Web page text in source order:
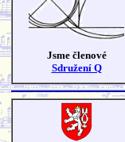
Jsme členové
Sdružení Q